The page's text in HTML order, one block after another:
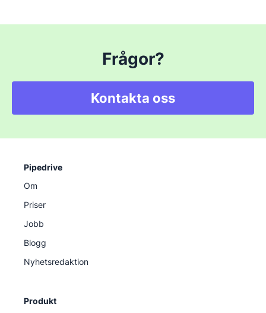
Frågor?
Kontakta oss
Pipedrive
Om
Priser
Jobb
Blogg
Nyhetsredaktion
Produkt